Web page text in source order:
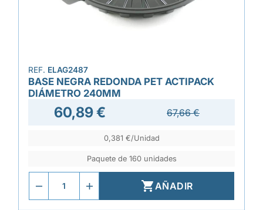
REF. ELAG2487
BASE NEGRA REDONDA PET ACTIPACK
DIÁMETRO 240MM
60,89 € 67,66 €
0,381 €/Unidad
Paquete de 160 unidades
AÑADIR